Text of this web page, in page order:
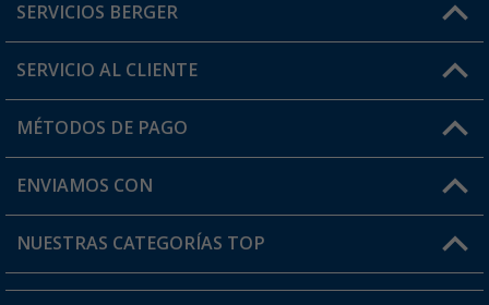
¿Tienes alguna duda?
SERVICIOS BERGER
Conviértete en distribuidor
Mi cuenta
Tarjeta Berger Digital
SERVICIO AL CLIENTE
FAQ y Contacto
Información de envío
¿Dónde está mi pedido?
MÉTODOS DE PAGO
ENVIAMOS CON
NUESTRAS CATEGORÍAS TOP